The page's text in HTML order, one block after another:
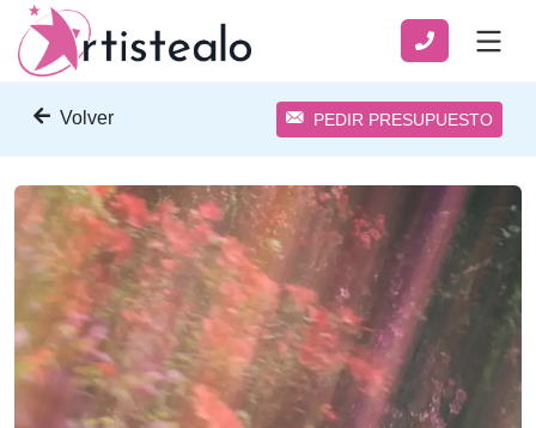
Volver PEDIR PRESUPUESTO